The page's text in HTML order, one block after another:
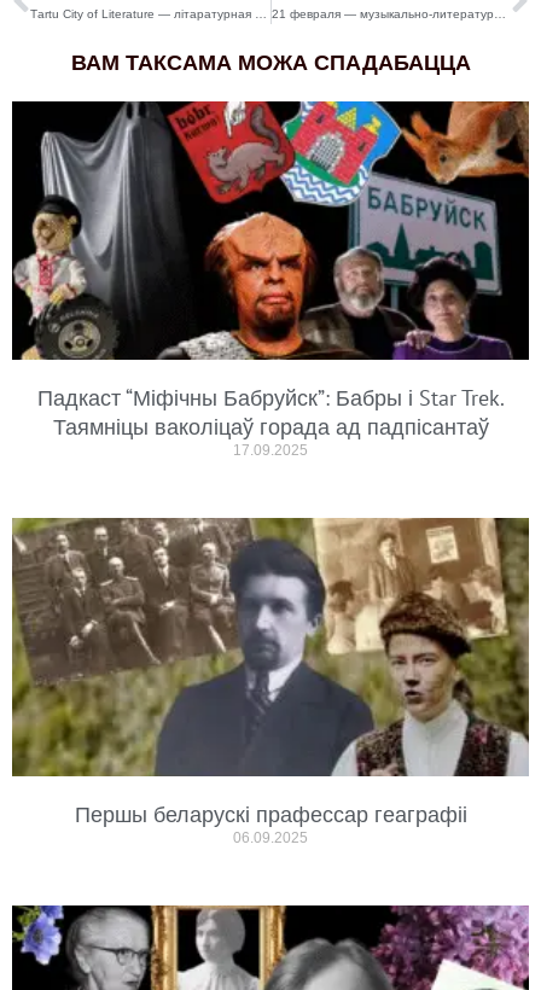
ВАМ ТАКСАМА МОЖА СПАДАБАЦЦА
Падкаст “Міфічны Бабруйск”: Бабры і Star Trek.
Таямніцы ваколіцаў горада ад падпісантаў
17.09.2025
Першы беларускі прафессар геаграфіі
06.09.2025